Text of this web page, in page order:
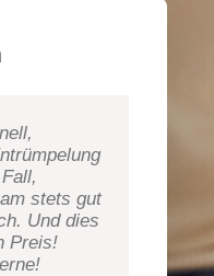
stets gut
Und dies
Preis!